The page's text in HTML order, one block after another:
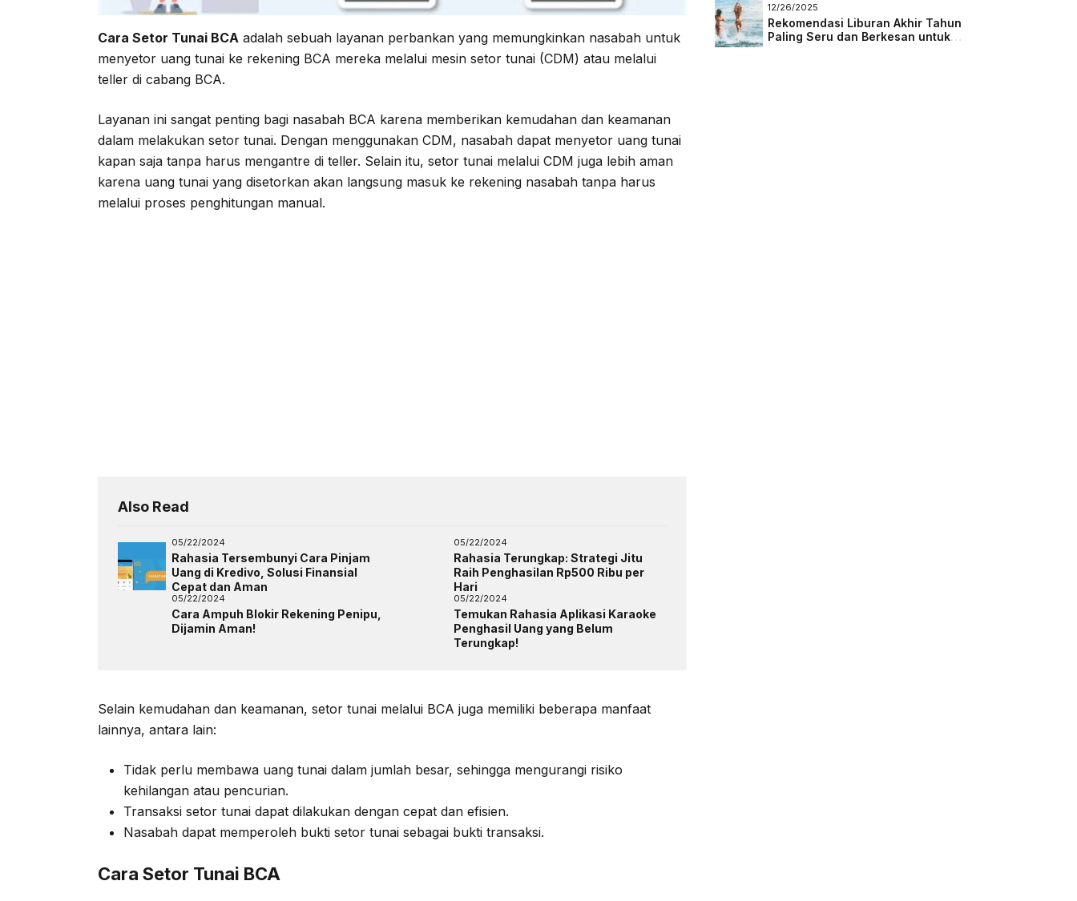
Cara Setor Tunai BCA adalah sebuah layanan perbankan yang memungkinkan nasabah untuk
menyetor uang tunai ke rekening BCA mereka melalui mesin setor tunai (CDM) atau melalui
teller di cabang BCA.
Layanan ini sangat penting bagi nasabah BCA karena memberikan kemudahan dan keamanan
dalam melakukan setor tunai. Dengan menggunakan CDM, nasabah dapat menyetor uang tunai
kapan saja tanpa harus mengantre di teller. Selain itu, setor tunai melalui CDM juga lebih aman
karena uang tunai yang disetorkan akan langsung masuk ke rekening nasabah tanpa harus
melalui proses penghitungan manual.
Also Read
05/22/2024
Rahasia Tersembunyi Cara Pinjam
Uang di Kredivo, Solusi Finansial
Cepat dan Aman
05/22/2024
Rahasia Terungkap: Strategi Jitu
Raih Penghasilan Rp500 Ribu per
Hari
05/22/2024
Cara Ampuh Blokir Rekening Penipu,
Dijamin Aman!
05/22/2024
Temukan Rahasia Aplikasi Karaoke
Penghasil Uang yang Belum
Terungkap!
Selain kemudahan dan keamanan, setor tunai melalui BCA juga memiliki beberapa manfaat
lainnya, antara lain:
Tidak perlu membawa uang tunai dalam jumlah besar, sehingga mengurangi risiko
kehilangan atau pencurian.
Transaksi setor tunai dapat dilakukan dengan cepat dan efisien.
Nasabah dapat memperoleh bukti setor tunai sebagai bukti transaksi.
Cara Setor Tunai BCA
12/26/2025
Rekomendasi Liburan Akhir Tahun
Paling Seru dan Berkesan untuk